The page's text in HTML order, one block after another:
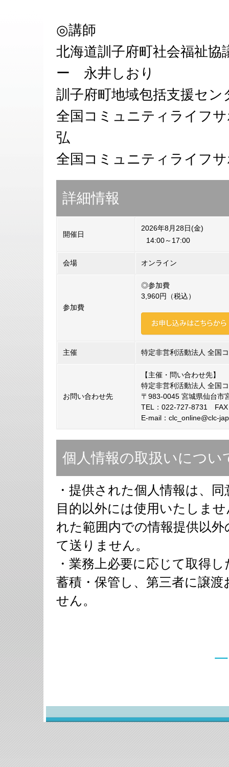
◎講師
北海道訓子府町社会福祉
ー 永井しおり
訓子府町地域包括支援セ
全国コミュニティライフ
弘
全国コミュニティライフ
詳細情報
開催日
2026年8月28日(金)
14:00～17:00
会場 オンライン
参加費
◎参加費
3,960円（税込）
主催 特定非営利活動法人 全国
お問い合わせ先
【主催・問い合わせ先】
特定非営利活動法人 全国
〒983-0045 宮城県仙台市
TEL：022-727-8731 FAX
E-mail：clc_online@clc-
個人情報の取扱いについ
・提供された個人情報は、
目的以外には使用いたしま
れた範囲内での情報提供以
て送りません。
・業務上必要に応じて取得
蓄積・保管し、第三者に譲
せん。